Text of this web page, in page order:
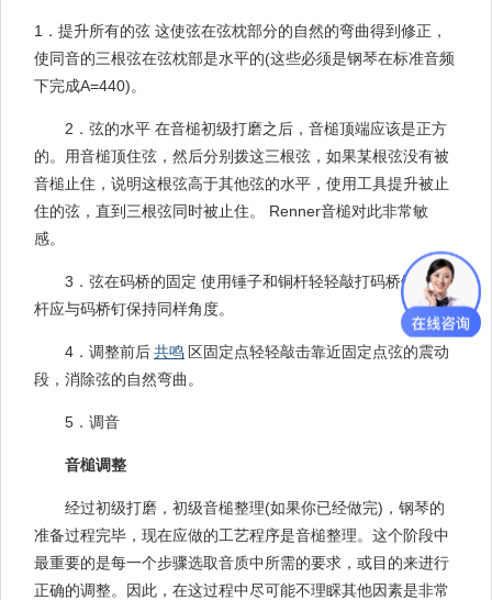
1．提升所有的弦 这使弦在弦枕部分的自然的弯曲得到修正，
使同音的三根弦在弦枕部是水平的(这些必须是钢琴在标准音频
下完成A=440)。
2．弦的水平 在音槌初级打磨之后，音槌顶端应该是正方
的。用音槌顶住弦，然后分别拨这三根弦，如果某根弦没有被
音槌止住，说明这根弦高于其他弦的水平，使用工具提升被止
住的弦，直到三根弦同时被止住。 Renner音槌对此非常敏
感。
3．弦在码桥的固定 使用锤子和铜杆轻轻敲打码桥钉，铜
杆应与码桥钉保持同样角度。
4．调整前后共鸣 区固定点轻轻敲击靠近固定点弦的震动
段，消除弦的自然弯曲。
5．调音
音槌调整
经过初级打磨，初级音槌整理(如果你已经做完)，钢琴的
准备过程完毕，现在应做的工艺程序是音槌整理。这个阶段中
最重要的是每一个步骤选取音质中所需的要求，或目的来进行
正确的调整。因此，在这过程中尽可能不理睬其他因素是非常